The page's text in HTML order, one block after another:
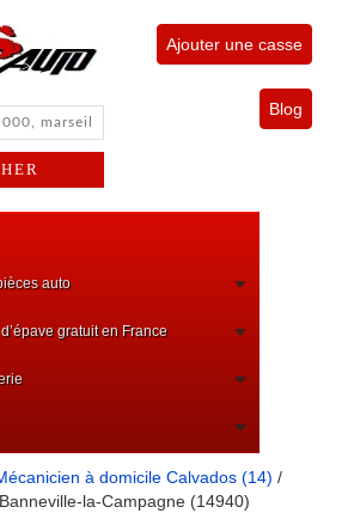
Ajouter une casse
Blog
auto
gratuit en France
à domicile Calvados (14) /
la-Campagne (14940)